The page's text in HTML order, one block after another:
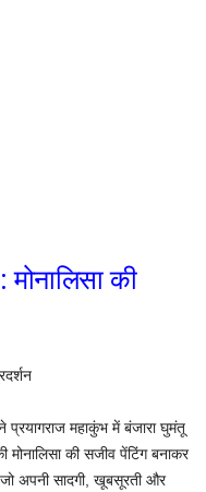
की
प्रयागराज महाकुंभ में बंजारा घुमंतू
मोनालिसा की सजीव पेंटिंग बनाकर
जो अपनी सादगी, खूबसूरती और